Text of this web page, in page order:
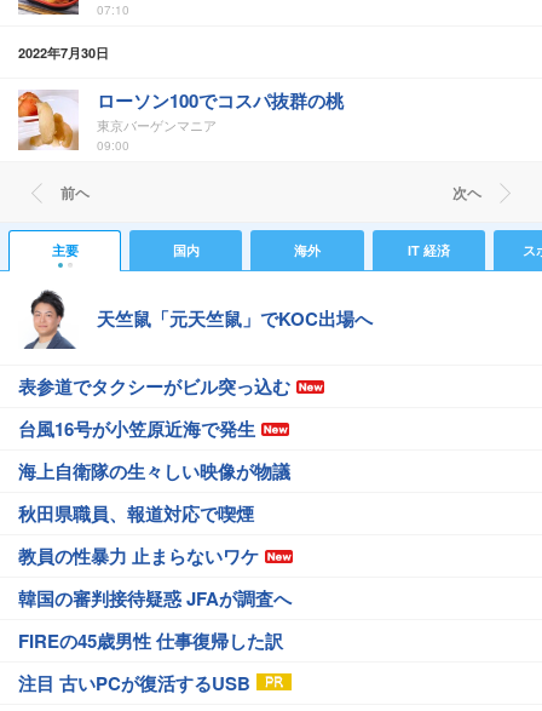
07:10
2022年7月30日
ローソン100でコスパ抜群の桃
東京バーゲンマニア
09:00
前ヘ 次ヘ
主要 国内 海外 IT 経済 ス
天竺鼠「元天竺鼠」でKOC出場へ
表参道でタクシーがビル突っ込む
台風16号が小笠原近海で発生
海上自衛隊の生々しい映像が物議
秋田県職員、報道対応で喫煙
教員の性暴力 止まらないワケ
韓国の審判接待疑惑 JFAが調査へ
FIREの45歳男性 仕事復帰した訳
注目 古いPCが復活するUSB